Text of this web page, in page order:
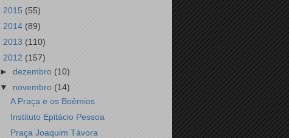
2015 (55)
2014 (89)
2013 (110)
2012 (157)
►dezembro (10)
▼ novembro (14)
A Praça e os Boêmios
Instituto Epitácio Pessoa
Praça Joaquim Távora